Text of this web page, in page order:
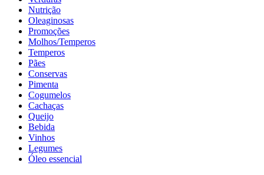
Nutrição
Oleaginosas
Promoções
Molhos/Temperos
Temperos
Pães
Conservas
Pimenta
Cogumelos
Cachaças
Queijo
Bebida
Vinhos
Legumes
Óleo essencial